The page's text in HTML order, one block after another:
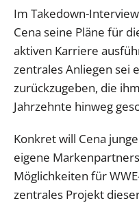
Im Takedown-
Cena seine Pläne für
aktiven Karriere
zentrales Anliegen sei
zurückzugeben, die
Jahrzehnte hinweg
Konkret will Cena
eigene
Möglichkeiten für
zentrales Projekt